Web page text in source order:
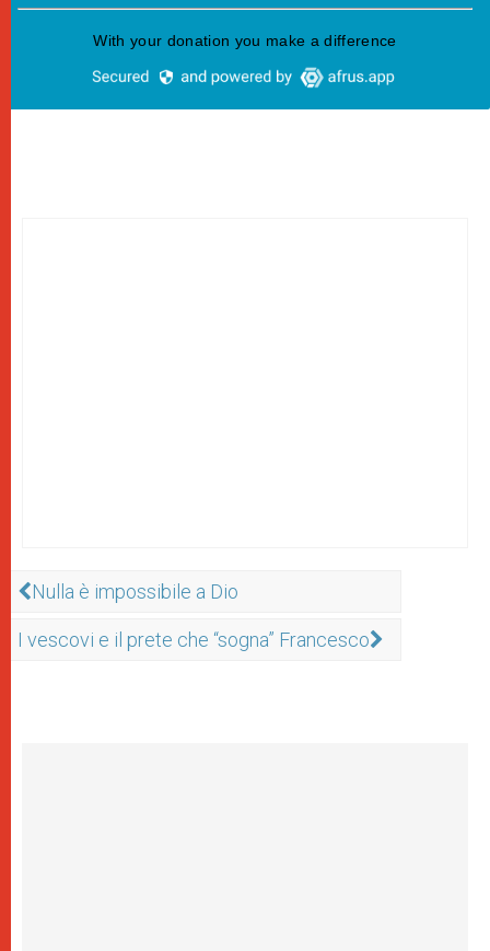
Nulla è impossibile a Dio
I vescovi e il prete che “sogna” Francesco